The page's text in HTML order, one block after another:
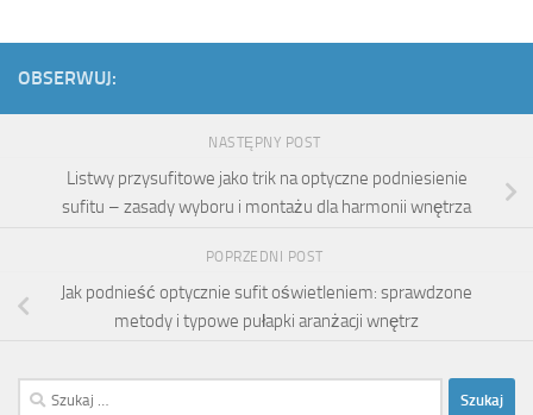
OBSERWUJ:
NASTĘPNY POST
Listwy przysufitowe jako trik na optyczne podniesienie
sufitu – zasady wyboru i montażu dla harmonii wnętrza
POPRZEDNI POST
Jak podnieść optycznie sufit oświetleniem: sprawdzone
metody i typowe pułapki aranżacji wnętrz
Szukaj: